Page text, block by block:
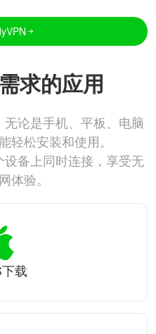
求的应用
论是手机、平板、电脑
轻松安装和使用。
备上同时连接，享受无
体验。
载